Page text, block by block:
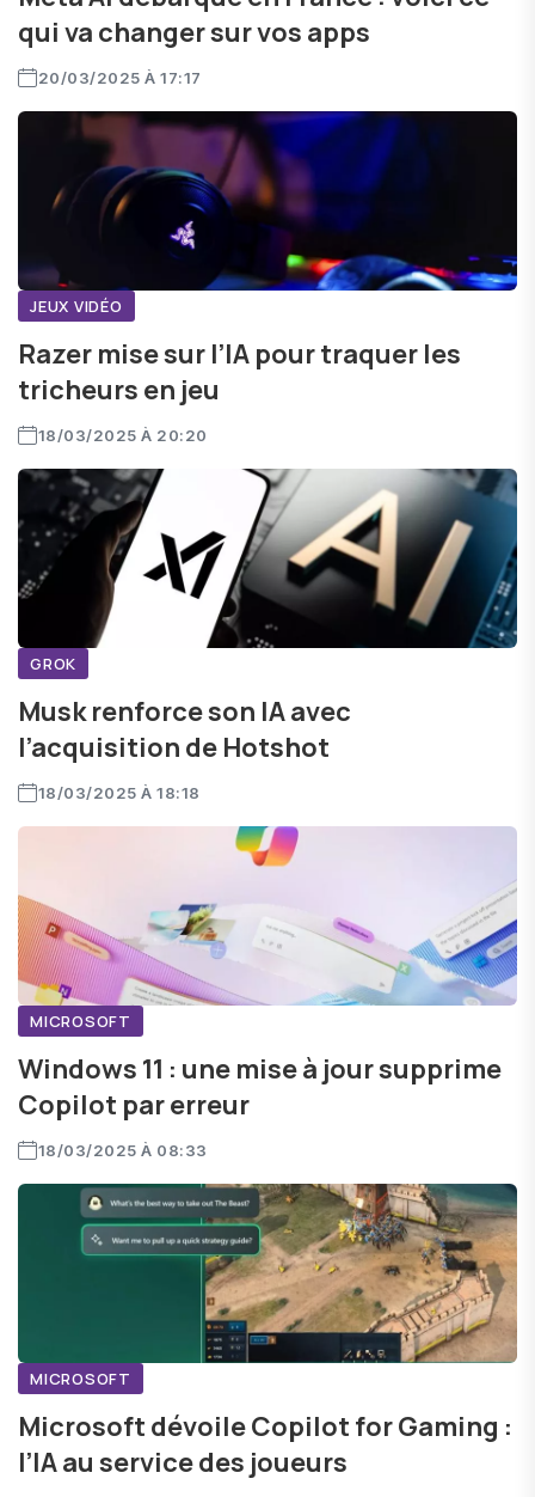
qui va changer sur vos apps
20/03/2025 À 17:17
JEUX VIDÉO
Razer mise sur l’IA pour traquer les
tricheurs en jeu
18/03/2025 À 20:20
GROK
Musk renforce son IA avec
l’acquisition de Hotshot
18/03/2025 À 18:18
MICROSOFT
Windows 11 : une mise à jour supprime
Copilot par erreur
18/03/2025 À 08:33
MICROSOFT
Microsoft dévoile Copilot for Gaming :
l’IA au service des joueurs